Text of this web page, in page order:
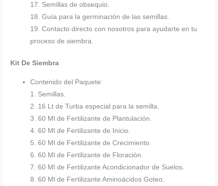
17. Semillas de obsequio.
18. Guía para la germinación de las semillas.
19. Contacto directo con nosotros para ayudarte en tu
proceso de siembra.
Kit De Siembra
Contenido del Paquete:
1. Semillas.
2. 16 Lt de Turba especial para la semilla.
3. 60 Ml de Fertilizante de Plantulación.
4. 60 Ml de Fertilizante de Inicio.
5. 60 Ml de Fertilizante de Crecimiento.
6. 60 Ml de Fertilizante de Floración.
7. 60 Ml de Fertilizante Acondicionador de Suelos.
8. 60 Ml de Fertilizante Aminoácidos Goteo.